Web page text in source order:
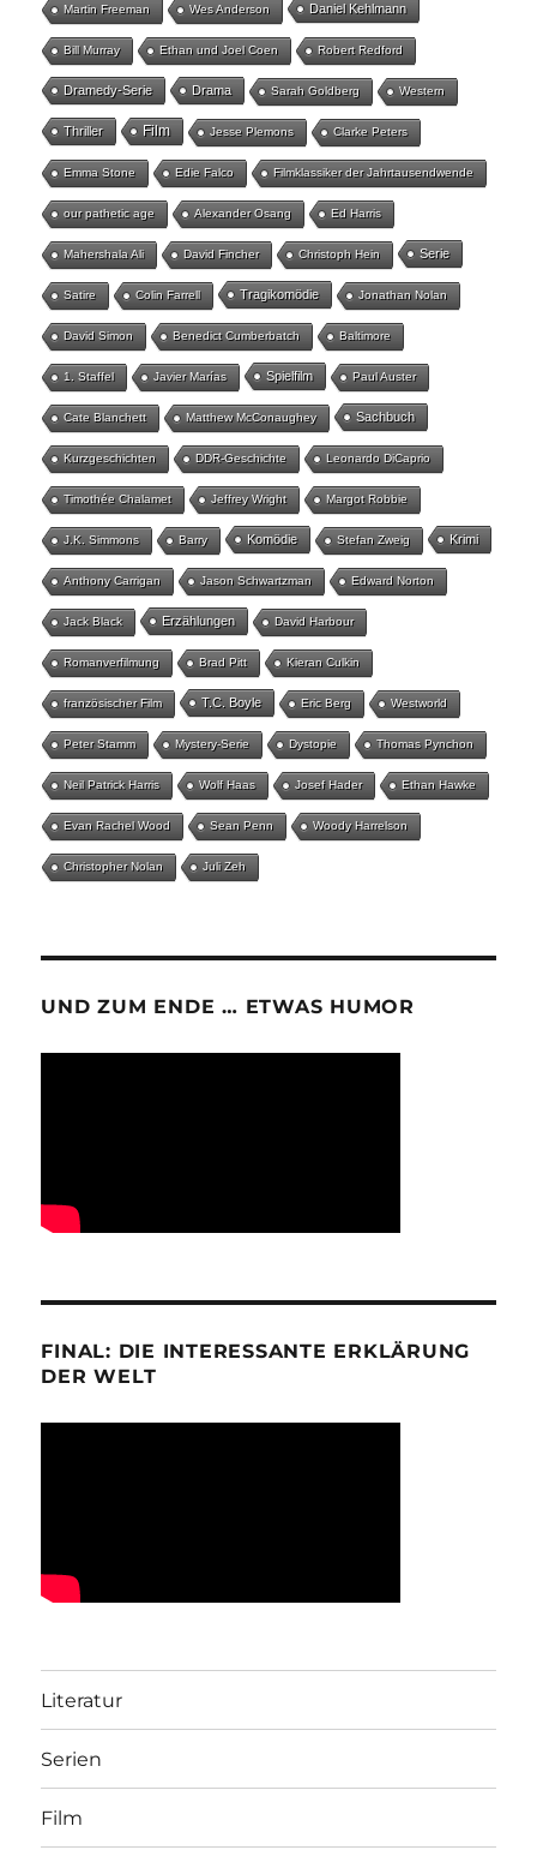
Martin Freeman Wes Anderson Daniel Kehlmann
Bill Murray Ethan und Joel Coen Robert Redford
Dramedy-Serie Drama Sarah Goldberg Western
Thriller Film Jesse Plemons Clarke Peters
Emma Stone Edie Falco Filmklassiker der Jahrtausendwende
our pathetic age Alexander Osang Ed Harris
Mahershala Ali David Fincher Christoph Hein Serie
Satire Colin Farrell Tragikomödie Jonathan Nolan
David Simon Benedict Cumberbatch Baltimore
1. Staffel Javier Marías Spielfilm Paul Auster
Cate Blanchett Matthew McConaughey Sachbuch
Kurzgeschichten DDR-Geschichte Leonardo DiCaprio
Timothée Chalamet Jeffrey Wright Margot Robbie
J.K. Simmons Barry Komödie Stefan Zweig Krimi
Anthony Carrigan Jason Schwartzman Edward Norton
Jack Black Erzählungen David Harbour
Romanverfilmung Brad Pitt Kieran Culkin
französischer Film T.C. Boyle Eric Berg Westworld
Peter Stamm Mystery-Serie Dystopie Thomas Pynchon
Neil Patrick Harris Wolf Haas Josef Hader Ethan Hawke
Evan Rachel Wood Sean Penn Woody Harrelson
Christopher Nolan Juli Zeh
UND ZUM ENDE … ETWAS HUMOR
FINAL: DIE INTERESSANTE ERKLÄRUNG
DER WELT
Literatur
Serien
Film